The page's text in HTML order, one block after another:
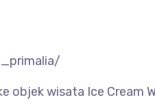
wisata Ice Cream